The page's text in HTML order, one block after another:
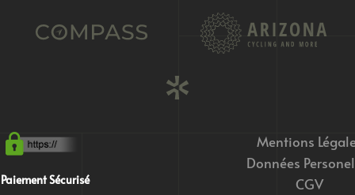
Paiement Sécurisé
Mentions
Données
CGV